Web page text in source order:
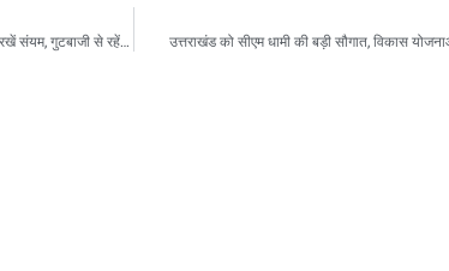
कांग्रेस प्रभारी कुमारी शैलजा की नेताओं को नसीहत, कहा- बयानबाजी में रखें संयम, गुटबाजी से रहें दूर उत्तराखंड को सीएम धामी की बड़ी सौगात, विकास